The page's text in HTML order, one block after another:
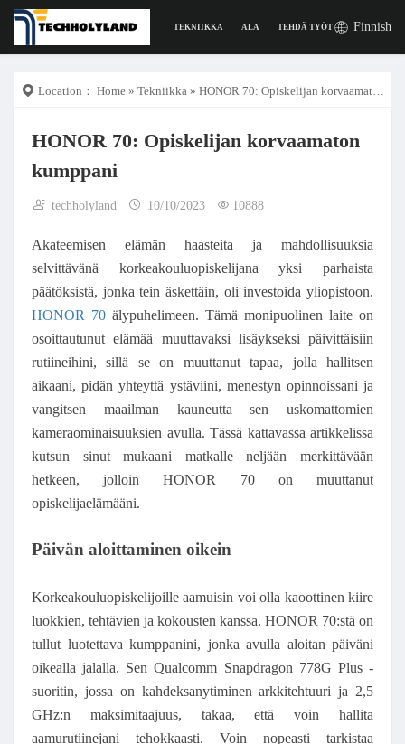
TEKNIIKKA ALA TEHDÄ TYÖTÄ Finnish
Location： Home » Tekniikka » HONOR 70: Opiskelijan korvaamaton kumppani
HONOR 70: Opiskelijan korvaamaton
kumppani
techholyland 10/10/2023 10888
Akateemisen elämän haasteita ja mahdollisuuksia
selvittävänä korkeakouluopiskelijana yksi parhaista
päätöksistä, jonka tein äskettäin, oli investoida yliopistoon.
HONOR 70 älypuhelimeen. Tämä monipuolinen laite on
osoittautunut elämää muuttavaksi lisäykseksi päivittäisiin
rutiineihini, sillä se on muuttanut tapaa, jolla hallitsen
aikaani, pidän yhteyttä ystäviini, menestyn opinnoissani ja
vangitsen maailman kauneutta sen uskomattomien
kameraominaisuuksien avulla. Tässä kattavassa artikkelissa
kutsun sinut mukaani matkalle neljään merkittävään
hetkeen, jolloin HONOR 70 on muuttanut
opiskelijaelämääni.
Päivän aloittaminen oikein
Korkeakouluopiskelijoille aamuisin voi olla kaoottinen kiire
luokkien, tehtävien ja kokousten kanssa. HONOR 70:stä on
tullut luotettava kumppanini, jonka avulla aloitan päiväni
oikealla jalalla. Sen Qualcomm Snapdragon 778G Plus -
suoritin, jossa on kahdeksanytiminen arkkitehtuuri ja 2,5
GHz:n maksimitaajuus, takaa, että voin hallita
aamurutiinejani tehokkaasti. Voin nopeasti tarkistaa